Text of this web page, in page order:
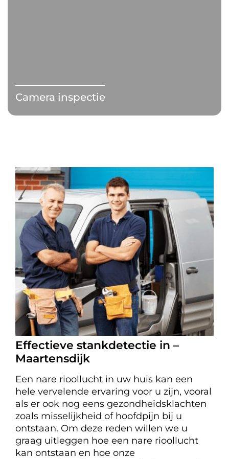
Camera inspectie
Effectieve stankdetectie in –
Maartensdijk
Een nare rioollucht in uw huis kan een
hele vervelende ervaring voor u zijn, vooral
als er ook nog eens gezondheidsklachten
zoals misselijkheid of hoofdpijn bij u
ontstaan. Om deze reden willen we u
graag uitleggen hoe een nare rioollucht
kan ontstaan en hoe onze